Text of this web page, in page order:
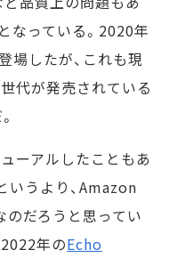
なっている。2020年
場したが、これも現
代が発売されている
ーアルしたこともあ
いうより、Amazon
だろうと思ってい
2022年のEcho